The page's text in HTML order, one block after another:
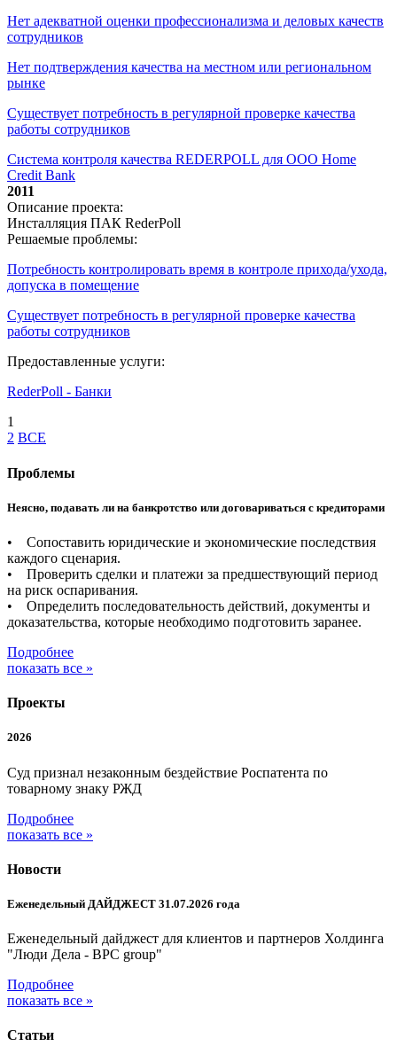
Нет адекватной оценки профессионализма и деловых качеств
сотрудников
Нет подтверждения качества на местном или региональном
рынке
Существует потребность в регулярной проверке качества
работы сотрудников
Система контроля качества REDERPOLL для ООО Home
Credit Bank
2011
Описание проекта:
Инсталляция ПАК RederPoll
Решаемые проблемы:
Потребность контролировать время в контроле прихода/ухода,
допуска в помещение
Существует потребность в регулярной проверке качества
работы сотрудников
Предоставленные услуги:
RederPoll - Банки
1
2 ВСЕ
Проблемы
Неясно, подавать ли на банкротство или договариваться с кредиторами
• Сопоставить юридические и экономические последствия
каждого сценария.
• Проверить сделки и платежи за предшествующий период
на риск оспаривания.
• Определить последовательность действий, документы и
доказательства, которые необходимо подготовить заранее.
Подробнее
показать все »
Проекты
2026
Суд признал незаконным бездействие Роспатента по
товарному знаку РЖД
Подробнее
показать все »
Новости
Еженедельный ДАЙДЖЕСТ 31.07.2026 года
Еженедельный дайджест для клиентов и партнеров Холдинга
"Люди Дела - BPC group"
Подробнее
показать все »
Статьи